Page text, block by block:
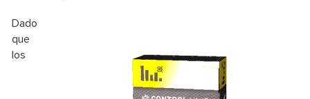
Dado
que
los